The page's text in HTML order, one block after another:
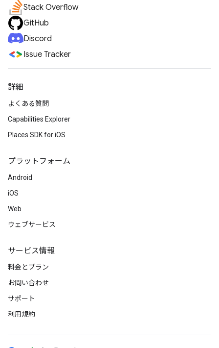
Stack Overflow
GitHub
Discord
Issue Tracker
詳細
よくある質問
Capabilities Explorer
Places SDK for iOS
プラットフォーム
Android
iOS
Web
ウェブサービス
サービス情報
料金とプラン
お問い合わせ
サポート
利用規約